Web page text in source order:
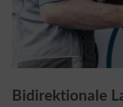
Bidirektionale